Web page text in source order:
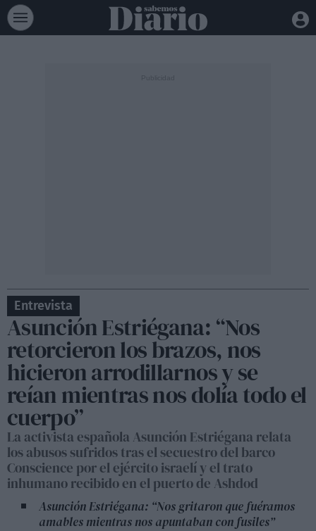
Entrevista
Asunción Estriégana: “Nos
retorcieron los brazos, nos
hicieron arrodillarnos y se
reían mientras nos dolía todo el
cuerpo”
La activista española Asunción Estriégana relata
los abusos sufridos tras el secuestro del barco
Conscience por el ejército israelí y el trato
inhumano recibido en el puerto de Ashdod
Asunción Estriégana: “Nos gritaron que fuéramos
amables mientras nos apuntaban con fusiles”